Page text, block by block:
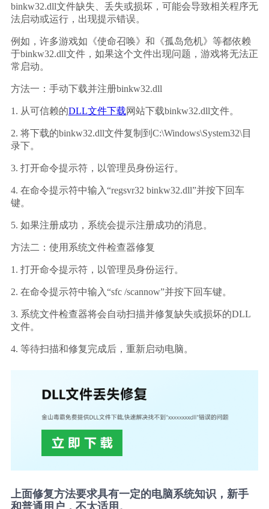
binkw32.dll文件缺失、丢失或损坏，可能会导致相关程序无
法启动或运行，出现提示错误。
例如，许多游戏如《使命召唤》和《孤岛危机》等都依赖
于binkw32.dll文件，如果这个文件出现问题，游戏将无法正
常启动。
方法一：手动下载并注册binkw32.dll
1. 从可信赖的DLL文件下载网站下载binkw32.dll文件。
2. 将下载的binkw32.dll文件复制到C:\Windows\System32\目
录下。
3. 打开命令提示符，以管理员身份运行。
4. 在命令提示符中输入“regsvr32 binkw32.dll”并按下回车
键。
5. 如果注册成功，系统会提示注册成功的消息。
方法二：使用系统文件检查器修复
1. 打开命令提示符，以管理员身份运行。
2. 在命令提示符中输入“sfc /scannow”并按下回车键。
3. 系统文件检查器将会自动扫描并修复缺失或损坏的DLL
文件。
4. 等待扫描和修复完成后，重新启动电脑。
上面修复方法要求具有一定的电脑系统知识，新手
和普通用户，不太适用。